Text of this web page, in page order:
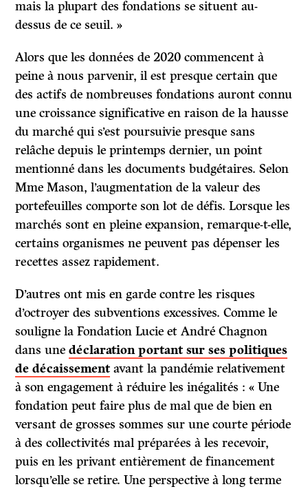
mais la plupart des fondations se situent au-
dessus de ce seuil. »
Alors que les données de 2020 commencent à
peine à nous parvenir, il est presque certain que
des actifs de nombreuses fondations auront connu
une croissance significative en raison de la hausse
du marché qui s’est poursuivie presque sans
relâche depuis le printemps dernier, un point
mentionné dans les documents budgétaires. Selon
Mme Mason, l’augmentation de la valeur des
portefeuilles comporte son lot de défis. Lorsque les
marchés sont en pleine expansion, remarque-t-elle,
certains organismes ne peuvent pas dépenser les
recettes assez rapidement.
D’autres ont mis en garde contre les risques
d’octroyer des subventions excessives. Comme le
souligne la Fondation Lucie et André Chagnon
dans unedéclaration portant sur ses politiques
de décaissement avant la pandémie relativement
à son engagement à réduire les inégalités : « Une
fondation peut faire plus de mal que de bien en
versant de grosses sommes sur une courte période
à des collectivités mal préparées à les recevoir,
puis en les privant entièrement de financement
lorsqu’elle se retire. Une perspective à long terme